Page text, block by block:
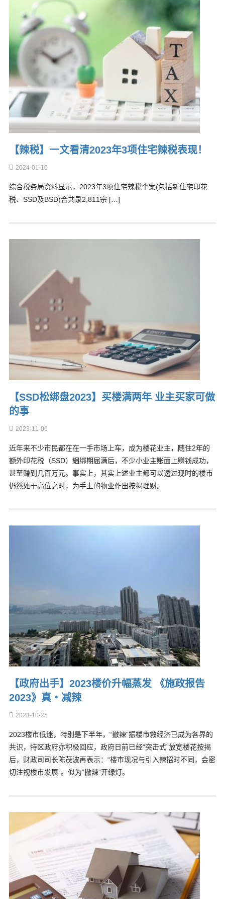
【辣税】一文看清2023年3项住宅辣税表现！
2024-01-10
综合税务局资料显示，2023年3项住宅辣税个案(包括新住宅印花
税、SSD及BSD)合共录2,811宗 […]
【SSD松绑盘2023】买楼满两年 业主买家可做
的事
2023-11-06
近年来不少市民都在在一手市场上车，成为楼花业主，随住2年的
额外印花税（SSD）綑绑期届满后，不少小业主账面上赚钱成功，
甚至赚到几百万元。事实上，其实上述业主都可以透过现时的楼市
仍然处于高位之时，为手上的物业作出按揭理财。
【政府出手】2023楼价升幅蒸发 《施政报告
2023》真‧减辣
2023-10-25
2023楼市低迷，特别是下半年，“撤辣”振楼市救经济已成为各界的
共识，特区政府亦积极回应，政府日前已经“突击式”放宽楼花按揭
后，财政司司长陈茂波再表示：“楼市现况与引入辣招时不同，会密
切注视楼市发展”。似为“撤辣”开绿灯。